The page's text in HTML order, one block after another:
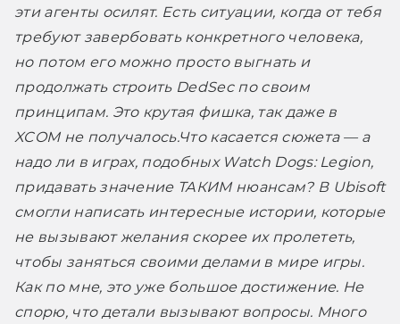
эти агенты осилят. Есть ситуации, когда от тебя
требуют завербовать конкретного человека,
но потом его можно просто выгнать и
продолжать строить DedSec по своим
принципам. Это крутая фишка, так даже в
XCOM не получалось.Что касается сюжета — а
надо ли в играх, подобных Watch Dogs: Legion,
придавать значение ТАКИМ нюансам? В Ubisoft
смогли написать интересные истории, которые
не вызывают желания скорее их пролететь,
чтобы заняться своими делами в мире игры.
Как по мне, это уже большое достижение. Не
спорю, что детали вызывают вопросы. Много